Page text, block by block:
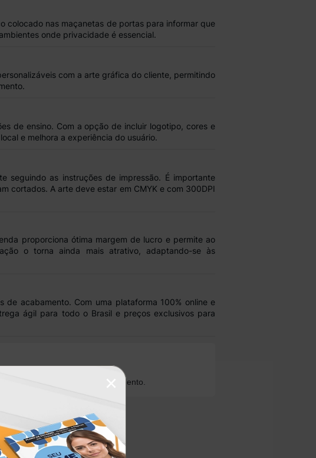
colocado nas maçanetas de portaspara informar que
onde privacidade é essencial.
com a arte gráfica do cliente, permitindo
.
de ensino. Com a opção de incluir logotipo, cores e
e melhora a experiência do usuário.
seguindo as instruções de impressão. É importante
cortados. A arte deve estar em CMYK e com 300DPI
proporciona ótima margem de lucro e permite ao
o torna ainda mais atrativo, adaptando-se às
de acabamento. Com uma plataforma 100% onlinee
ágil para todo o Brasil e preços exclusivos para
têm prioridade no atendimento.